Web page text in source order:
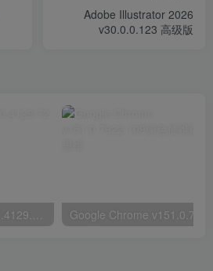
Adobe Illustrator 2026
v30.0.0.123 高级版